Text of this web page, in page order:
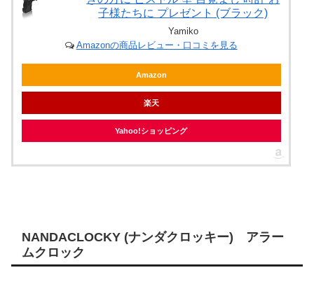
子様たちに プレゼント (ブラック)
Yamiko
Amazonの商品レビュー・口コミを見る
Amazon
楽天
Yahoo!ショッピング
NANDACLOCKY (ナンダクロッキー) アラー
ムクロック